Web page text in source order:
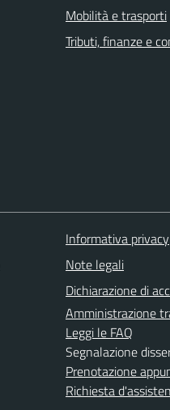
Mobilità e trasporti
Tributi, finanze e
Informativa privacy
Note legali
Dichiarazione di
Amministrazione
Leggi le FAQ
Segnalazione
Prenotazione
Richiesta